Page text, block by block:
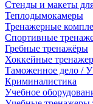
Стенды и макеты
Теплодымокамеры
Тренажерные
Спортивные
Гребные тренажёры
Хоккейные
Таможенное дело /
Криминалистика
Учебное